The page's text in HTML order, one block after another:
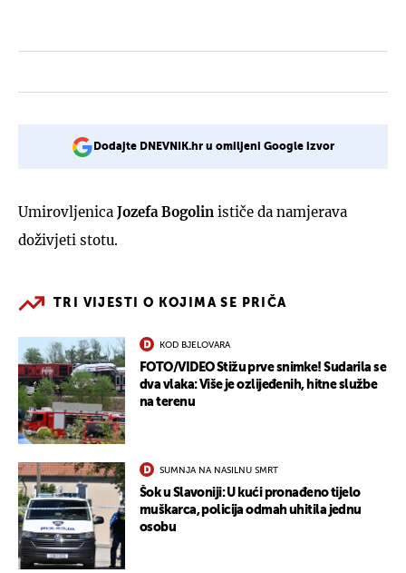
Dodajte DNEVNIK.hr u omiljeni Google izvor
Umirovljenica Jozefa Bogolin ističe da namjerava
doživjeti stotu.
TRI VIJESTI O KOJIMA SE PRIČA
KOD BJELOVARA
FOTO/VIDEO Stižu prve snimke! Sudarila se
dva vlaka: Više je ozlijeđenih, hitne službe
na terenu
SUMNJA NA NASILNU SMRT
Šok u Slavoniji: U kući pronađeno tijelo
muškarca, policija odmah uhitila jednu
osobu